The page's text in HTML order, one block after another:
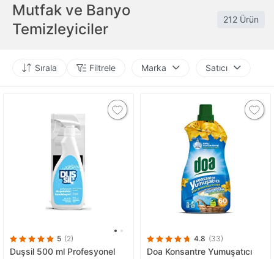
Mutfak ve Banyo
Temizleyiciler
212 Ürün
Sırala Filtrele Marka Satıcı
5 (2)
Duşsil 500 ml Profesyonel
4.8 (33)
Doa Konsantre Yumuşatıcı